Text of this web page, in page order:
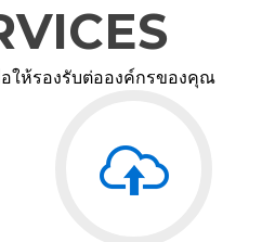
ให้รองรับต่อองค์กรของคุณ
SERVER
&